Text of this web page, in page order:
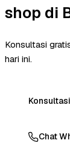
shop di
Konsultasi
hari ini.
Chat